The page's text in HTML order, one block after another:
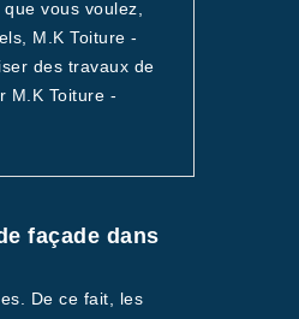
vous voulez,
M.K Toiture -
des travaux de
M.K Toiture -
façade dans
De ce fait, les